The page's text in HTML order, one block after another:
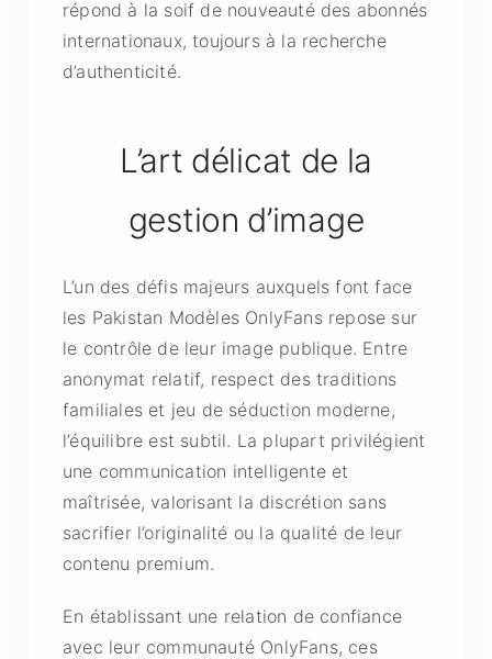
répond à la soif de nouveauté des abonnés
internationaux, toujours à la recherche
d’authenticité.
L’art délicat de la
gestion d’image
L’un des défis majeurs auxquels font face
les Pakistan Modèles OnlyFans repose sur
le contrôle de leur image publique. Entre
anonymat relatif, respect des traditions
familiales et jeu de séduction moderne,
l’équilibre est subtil. La plupart privilégient
une communication intelligente et
maîtrisée, valorisant la discrétion sans
sacrifier l’originalité ou la qualité de leur
contenu premium.
En établissant une relation de confiance
avec leur communauté OnlyFans, ces